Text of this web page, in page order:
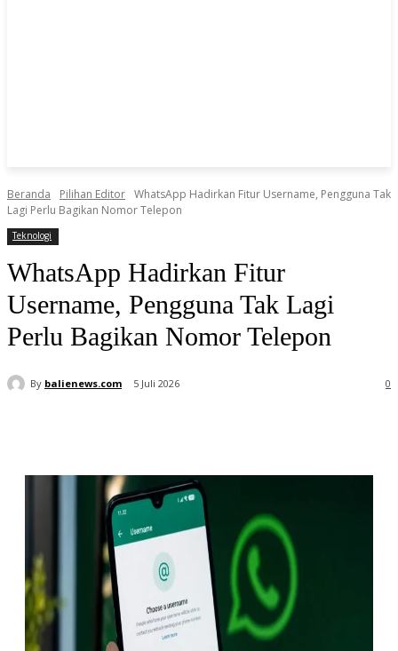
Beranda Pilihan Editor WhatsApp Hadirkan Fitur Username, Pengguna Tak
Lagi Perlu Bagikan Nomor Telepon
Teknologi
WhatsApp Hadirkan Fitur
Username, Pengguna Tak Lagi
Perlu Bagikan Nomor Telepon
By balienews.com 5 Juli 2026 0